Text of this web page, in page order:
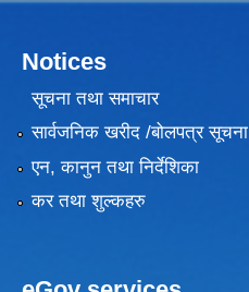
Notices
सूचना तथा समाचार
सार्वजनिक खरीद /बोलपत्र सूचना
एन, कानुन तथा निर्देशिका
कर तथा शुल्कहरु